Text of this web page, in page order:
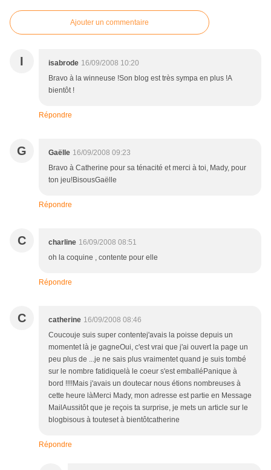
Ajouter un commentaire
I isabrode 16/09/2008 10:20
Bravo à la winneuse !Son blog est très sympa en plus !A
bientôt !
Répondre
G Gaëlle 16/09/2008 09:23
Bravo à Catherine pour sa ténacité et merci à toi, Mady, pour
ton jeu!BisousGaëlle
Répondre
C charline 16/09/2008 08:51
oh la coquine , contente pour elle
Répondre
C catherine 16/09/2008 08:46
Coucouje suis super contentej'avais la poisse depuis un
momentet là je gagneOui, c'est vrai que j'ai ouvert la page un
peu plus de ...je ne sais plus vraimentet quand je suis tombé
sur le nombre fatidiquelà le coeur s'est emballéPanique à
bord !!!!Mais j'avais un doutecar nous étions nombreuses à
cette heure làMerci Mady, mon adresse est partie en Message
MailAussitôt que je reçois ta surprise, je mets un article sur le
blogbisous à touteset à bientôtcatherine
Répondre